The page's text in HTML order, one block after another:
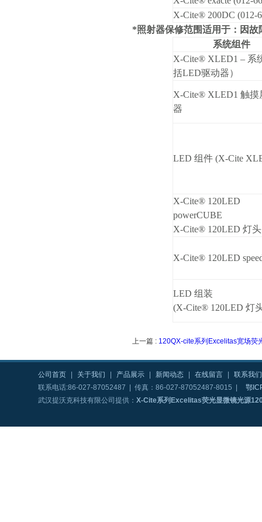
X-Cite® 200DC (012-
*照射器保修范围适用于：因
系统组件
X-Cite® XLED1 – 系
括LED驱动器）
X-Cite® XLED1 触摸
器
LED 组件 (X-Cite
X-Cite® 120LED
powerCUBE
X-Cite® 120LED 灯头
X-Cite® 120LED
LED 组装
(X-Cite® 120LED 灯
上一篇 : 120QX-cite系列Excelitas宽场荧
公司首页 关于我们 产品展示 新闻动态 在线留言
联系我们
联系电话:86-027-87052487 | 传真：86-027-87052487-8015 |
鄂
武汉提沃克科技有限公司提供： X-Cite系列Excelitas荧光显微镜光源